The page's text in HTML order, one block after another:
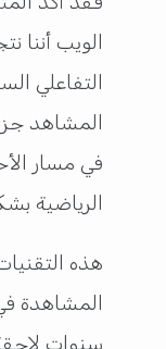
الويب أننا
التفاعلي
المشاهد
في مسار
الرياضية
هذه
سنوات